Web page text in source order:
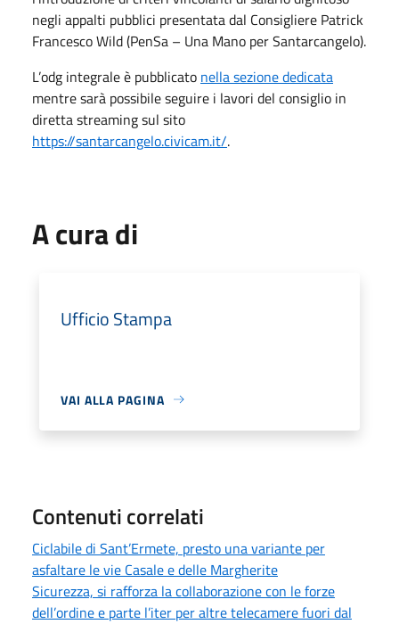
negli appalti pubblici presentata dal Consigliere Patrick
Francesco Wild (PenSa – Una Mano per Santarcangelo).
L’odg integrale è pubblicato nella sezione dedicata
mentre sarà possibile seguire i lavori del consiglio in
diretta streaming sul sito
https://santarcangelo.civicam.it/.
A cura di
Ufficio Stampa
VAI ALLA PAGINA
Contenuti correlati
Ciclabile di Sant’Ermete, presto una variante per
asfaltare le vie Casale e delle Margherite
Sicurezza, si rafforza la collaborazione con le forze
dell’ordine e parte l’iter per altre telecamere fuori dal